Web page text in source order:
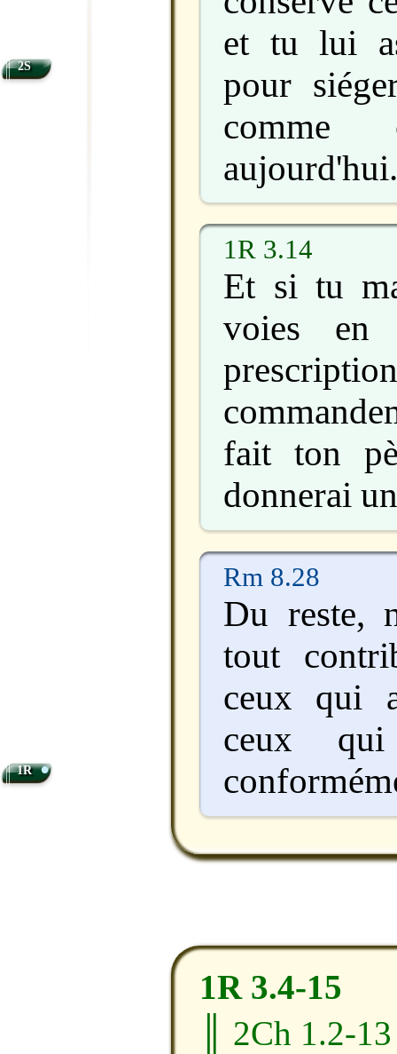
et tu lui
pour
1R 3.14
Et si tu
voies en
fait ton
donnerai
Rm 8.28
Du reste,
tout
ceux qui
ceux
1R 3.4-15
║ 2Ch 1.2-13
2S
1R •